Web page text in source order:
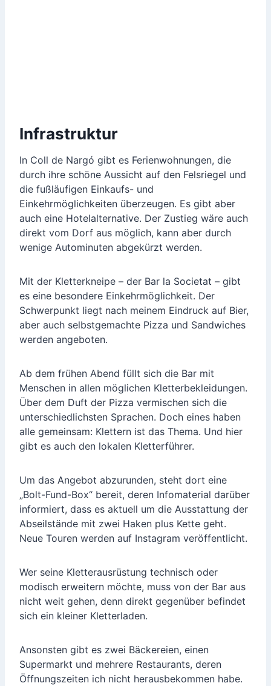
Infrastruktur
In Coll de Nargó gibt es Ferienwohnungen, die
durch ihre schöne Aussicht auf den Felsriegel und
die fußläufigen Einkaufs- und
Einkehrmöglichkeiten überzeugen. Es gibt aber
auch eine Hotelalternative. Der Zustieg wäre auch
direkt vom Dorf aus möglich, kann aber durch
wenige Autominuten abgekürzt werden.
Mit der Kletterkneipe – der Bar la Societat – gibt
es eine besondere Einkehrmöglichkeit. Der
Schwerpunkt liegt nach meinem Eindruck auf Bier,
aber auch selbstgemachte Pizza und Sandwiches
werden angeboten.
Ab dem frühen Abend füllt sich die Bar mit
Menschen in allen möglichen Kletterbekleidungen.
Über dem Duft der Pizza vermischen sich die
unterschiedlichsten Sprachen. Doch eines haben
alle gemeinsam: Klettern ist das Thema. Und hier
gibt es auch den lokalen Kletterführer.
Um das Angebot abzurunden, steht dort eine
„Bolt-Fund-Box“ bereit, deren Infomaterial darüber
informiert, dass es aktuell um die Ausstattung der
Abseilstände mit zwei Haken plus Kette geht.
Neue Touren werden auf Instagram veröffentlicht.
Wer seine Kletterausrüstung technisch oder
modisch erweitern möchte, muss von der Bar aus
nicht weit gehen, denn direkt gegenüber befindet
sich ein kleiner Kletterladen.
Ansonsten gibt es zwei Bäckereien, einen
Supermarkt und mehrere Restaurants, deren
Öffnungszeiten ich nicht herausbekommen habe.